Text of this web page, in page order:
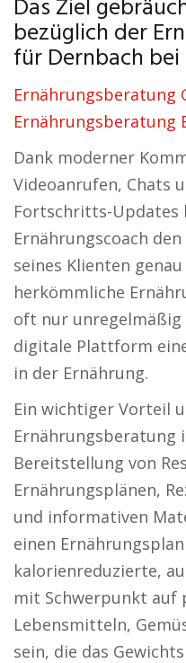
Das Ziel
bezüglich der
für Dernbach
Ernährungsberatung
Ernährungsberatung
Dank moderner
Videoanrufen, Chats
Fortschritts-Updates
Ernährungscoach
seines Klienten
herkömmliche
oft nur
digitale Plattform
in der Ernährung.
Ein wichtiger Vorteil
Ernährungsberatung
Bereitstellung von
Ernährungsplänen,
und informativen
einen
kalorienreduzierte,
mit Schwerpunkt auf
Lebensmitteln,
sein, die das